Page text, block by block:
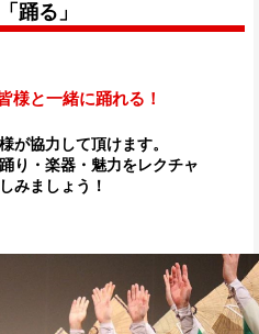
、「踊る」
様と一緒に踊れる！
が協力して頂けます。
り・楽器・魅力をレクチャ
みましょう！